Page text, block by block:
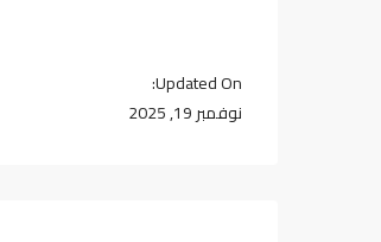
Updated On:
نوفمبر 19, 2025